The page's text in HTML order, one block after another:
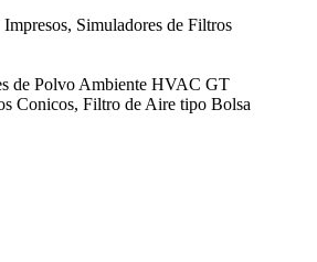
Simuladores de Filtros
de Polvo Ambiente HVAC GT
Conicos, Filtro de Aire tipo Bolsa